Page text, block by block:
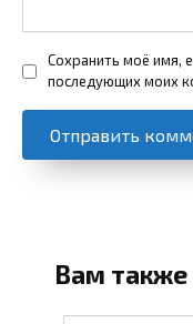
Сохранить моё имя,
последующих моих
Вам